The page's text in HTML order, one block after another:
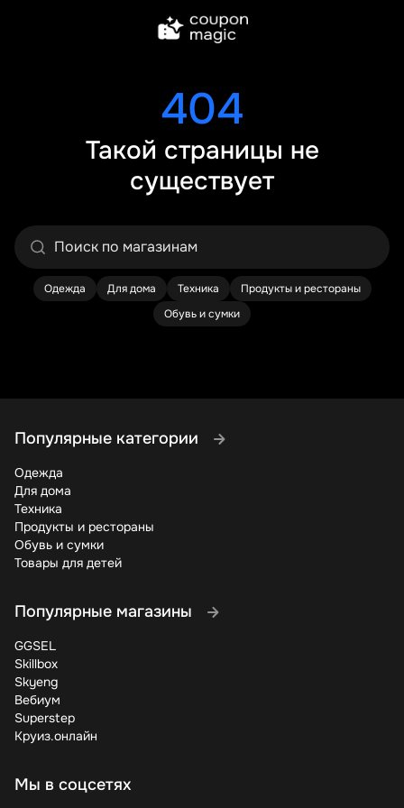
404
Такой страницы не
существует
Одежда Для дома Техника
Продукты и рестораны
Обувь и сумки
Популярные категории
Одежда
Для дома
Техника
Продукты и рестораны
Обувь и сумки
Товары для детей
Популярные магазины
GGSEL
Skillbox
Skyeng
Вебиум
Superstep
Круиз.онлайн
Мы в соцсетях